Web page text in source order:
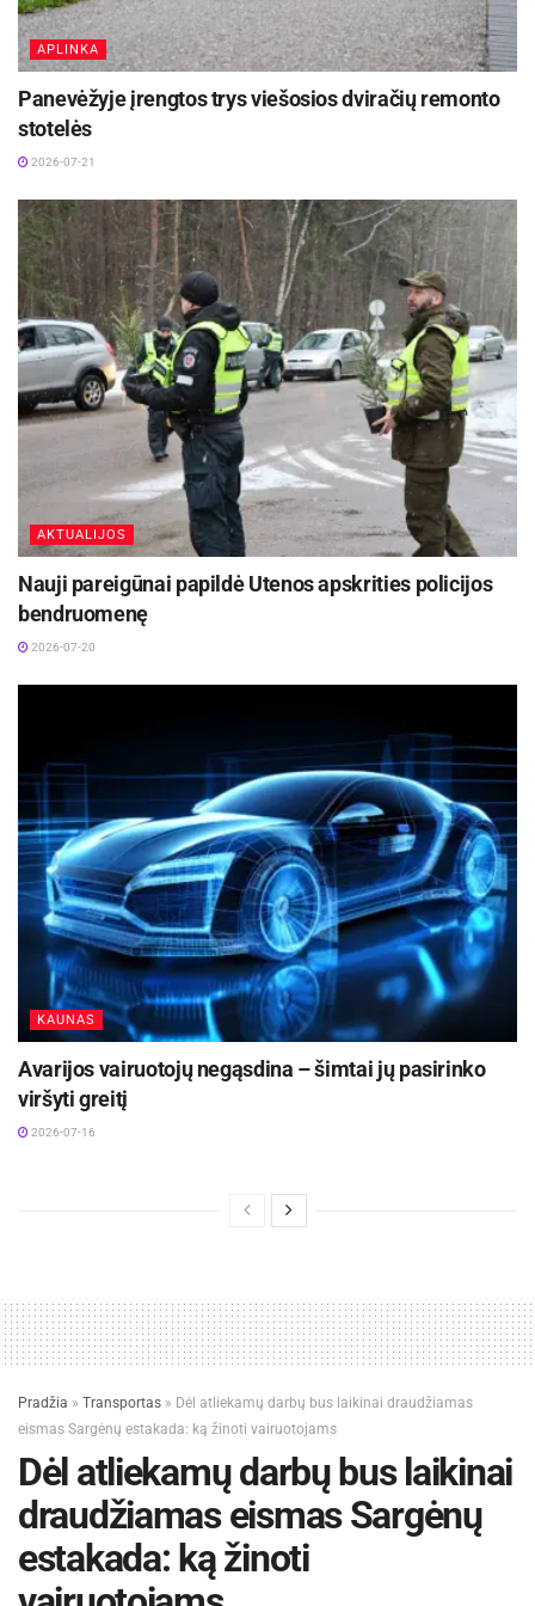
instancijos teismo nuosprendį.
Šaltinis: Panevėžio apskr. VPK
APLINKA
Panevėžyje įrengtos trys viešosios dviračių remonto
stotelės
2026-07-21
AKTUALIJOS
Nauji pareigūnai papildė Utenos apskrities policijos
bendruomenę
2026-07-20
KAUNAS
Avarijos vairuotojų negąsdina – šimtai jų pasirinko
viršyti greitį
2026-07-16
Pradžia » Transportas » Dėl atliekamų darbų bus laikinai draudžiamas
eismas Sargėnų estakada: ką žinoti vairuotojams
Dėl atliekamų darbų bus laikinai
draudžiamas eismas Sargėnų
estakada: ką žinoti